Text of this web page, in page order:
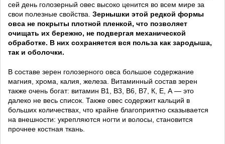
сей день голозерный овес высоко ценится во всем мире за
свои полезные свойства. Зернышки этой редкой формы
овса не покрыты плотной пленкой, что позволяет
очищать их бережно, не подвергая механической
обработке. В них сохраняется вся польза как зародыша,
так и оболочки.
В составе зерен голозерного овса большое содержание
магния, хрома, калия, железа. Витаминный состав зерен
также очень богат: витамин B1, В3, В6, В7, К, Е, А — это
далеко не весь список. Также овес содержит кальций в
больших количествах, что крайне благоприятно сказывается
на внешности: укрепляются ногти и волосы, становится
прочнее костная ткань.